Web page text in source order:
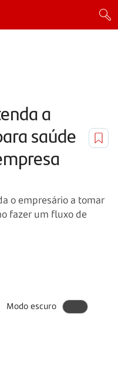
a
saúde
o empresário a tomar
fazer um fluxo de
Modo escuro